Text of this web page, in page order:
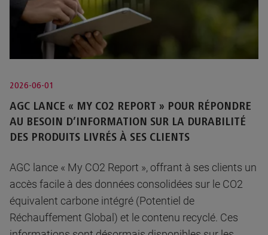
2026-06-01
AGC LANCE « MY CO2 REPORT » POUR RÉPONDRE
AU BESOIN D’INFORMATION SUR LA DURABILITÉ
DES PRODUITS LIVRÉS À SES CLIENTS
AGC lance « My CO2 Report », offrant à ses clients un
accès facile à des données consolidées sur le CO2
équivalent carbone intégré (Potentiel de
Réchauffement Global) et le contenu recyclé. Ces